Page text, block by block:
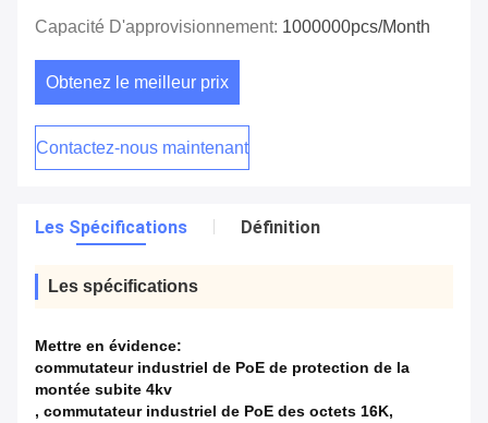
Capacité D'approvisionnement: 1000000pcs/month
Obtenez le meilleur prix
Contactez-nous maintenant
Les Spécifications Définition
Les spécifications
Mettre en évidence:
commutateur industriel de PoE de protection de la
montée subite 4kv
, commutateur industriel de PoE des octets 16K,